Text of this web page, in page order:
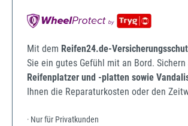
Mit dem Reifen24.de-
Sie ein gutes Gefühl mit an Bord.
Reifenplatzer und -platten sowie
Ihnen die Reparaturkosten oder den
· Nur für Privatkunden